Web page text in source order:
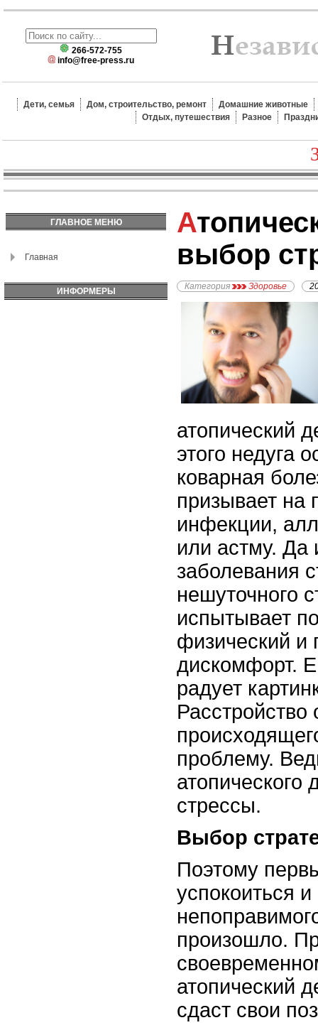
266-572-755
info@free-press.ru
Дети, семья Дом, строительство, ремонт
Домашние животные
Отдых, путешествия
Разное
ГЛАВНОЕ МЕНЮ
Главная
ИНФОРМЕРЫ
Атопический дерматит -
выбор
Категория Здоровье
атопический
этого недуга
коварная
призывает на
инфекции,
или астму.
заболевания
нешуточного
испытывает
физический и
дискомфорт.
радует
Расстройство
проблему.
атопического
стрессы.
Выбор
Поэтому
успокоиться
произошло.
атопический
сдаст свои